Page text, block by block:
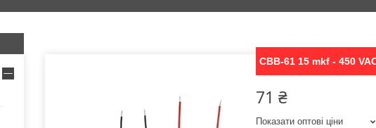
CBB-61 15 mkf - 450
71 ₴
Показати оптові ціни